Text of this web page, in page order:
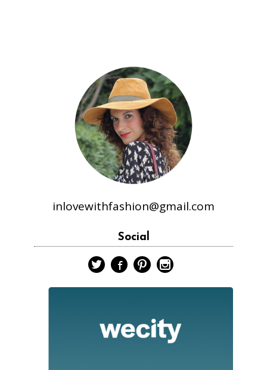
inlovewithfashion@gmail.com
Social